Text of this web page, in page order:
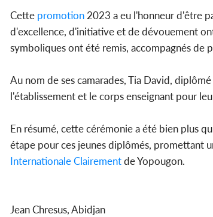
Cette promotion2023 a eu l'honneur d'être
d'excellence, d'initiative et de dévouement
symboliques ont été remis, accompagnés de
Au nom de ses camarades, Tia David,
l'établissement et le corps enseignant pour
En résumé, cette cérémonie a été bien plus
étape pour ces jeunes diplômés, promettant
Internationale Clairementde Yopougon.
Jean Chresus, Abidjan